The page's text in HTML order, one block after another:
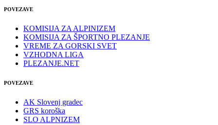
POVEZAVE
KOMISIJA ZA ALPINIZEM
KOMISIJA ZA ŠPORTNO PLEZANJE
VREME ZA GORSKI SVET
VZHODNA LIGA
PLEZANJE.NET
POVEZAVE
AK Slovenj gradec
GRS koroška
SLO ALPNIZEM